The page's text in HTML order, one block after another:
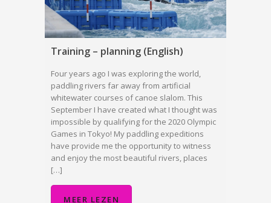
Training – planning (English)
Four years ago I was exploring the world,
paddling rivers far away from artificial
whitewater courses of canoe slalom. This
September I have created what I thought was
impossible by qualifying for the 2020 Olympic
Games in Tokyo! My paddling expeditions
have provide me the opportunity to witness
and enjoy the most beautiful rivers, places
[…]
MEER LEZEN